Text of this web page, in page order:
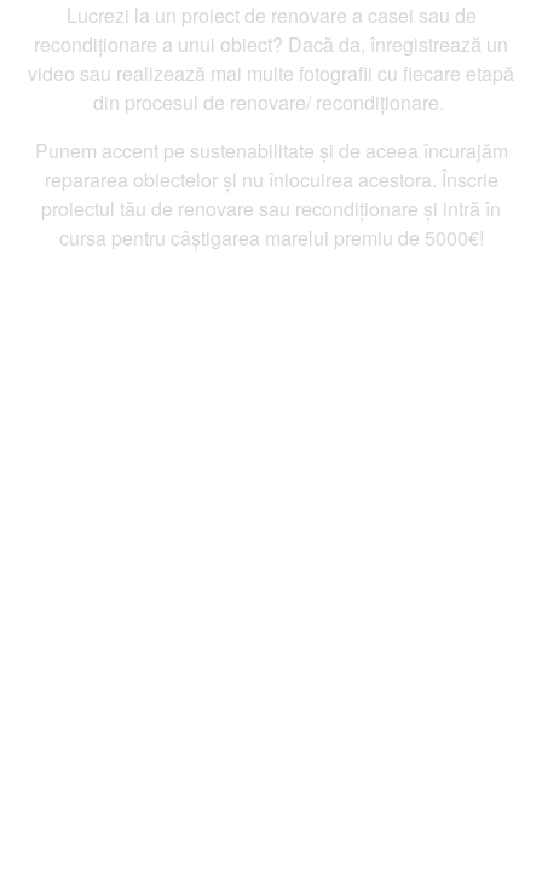
Lucrezi la un proiect de renovare a casei sau de
recondiționare a unui obiect? Dacă da, înregistrează un
video sau realizează mai multe fotografii cu fiecare etapă
din procesul de renovare/ recondiționare.
Punem accent pe sustenabilitate și de aceea încurajăm
repararea obiectelor și nu înlocuirea acestora. Înscrie
proiectul tău de renovare sau recondiționare și intră în
cursa pentru câștigarea marelui premiu de 5000€!